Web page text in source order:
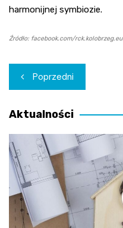
harmonijnej symbiozie.
Źródło: facebook.com/rck.kolobrzeg.eu
Nawigacja
wpisu
Poprzedni
Aktualności